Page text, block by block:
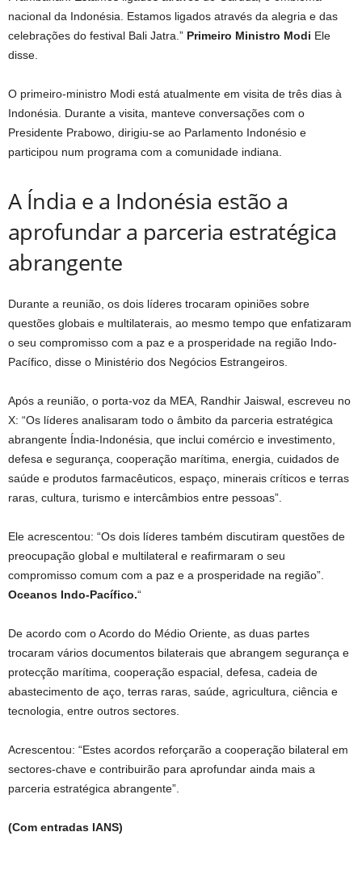
nacional da Indonésia. Estamos ligados através da alegria e das
celebrações do festival Bali Jatra.” Primeiro Ministro Modi Ele
disse.
O primeiro-ministro Modi está atualmente em visita de três dias à
Indonésia. Durante a visita, manteve conversações com o
Presidente Prabowo, dirigiu-se ao Parlamento Indonésio e
participou num programa com a comunidade indiana.
A Índia e a Indonésia estão a
aprofundar a parceria estratégica
abrangente
Durante a reunião, os dois líderes trocaram opiniões sobre
questões globais e multilaterais, ao mesmo tempo que enfatizaram
o seu compromisso com a paz e a prosperidade na região Indo-
Pacífico, disse o Ministério dos Negócios Estrangeiros.
Após a reunião, o porta-voz da MEA, Randhir Jaiswal, escreveu no
X: “Os líderes analisaram todo o âmbito da parceria estratégica
abrangente Índia-Indonésia, que inclui comércio e investimento,
defesa e segurança, cooperação marítima, energia, cuidados de
saúde e produtos farmacêuticos, espaço, minerais críticos e terras
raras, cultura, turismo e intercâmbios entre pessoas”.
Ele acrescentou: “Os dois líderes também discutiram questões de
preocupação global e multilateral e reafirmaram o seu
compromisso comum com a paz e a prosperidade na região”.
Oceanos Indo-Pacífico.“
De acordo com o Acordo do Médio Oriente, as duas partes
trocaram vários documentos bilaterais que abrangem segurança e
protecção marítima, cooperação espacial, defesa, cadeia de
abastecimento de aço, terras raras, saúde, agricultura, ciência e
tecnologia, entre outros sectores.
Acrescentou: “Estes acordos reforçarão a cooperação bilateral em
sectores-chave e contribuirão para aprofundar ainda mais a
parceria estratégica abrangente”.
(Com entradas IANS)